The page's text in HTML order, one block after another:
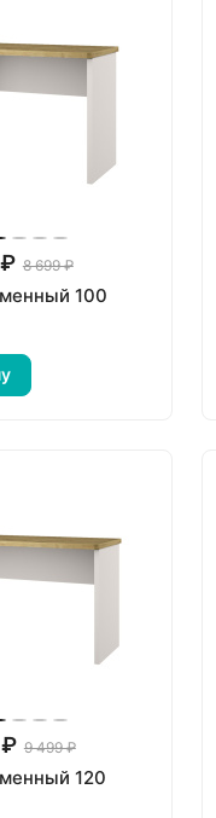
8 699 ₽
100
9 499 ₽
120